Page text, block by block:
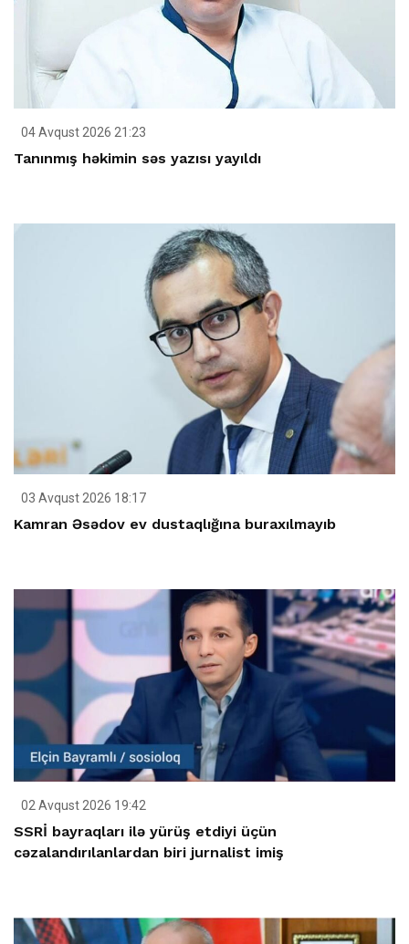
04 Avqust 2026 21:23
Tanınmış həkimin səs yazısı yayıldı
03 Avqust 2026 18:17
Kamran Əsədov ev dustaqlığına buraxılmayıb
02 Avqust 2026 19:42
SSRİ bayraqları ilə yürüş etdiyi üçün
cəzalandırılanlardan biri jurnalist imiş